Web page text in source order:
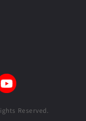
Reserved.